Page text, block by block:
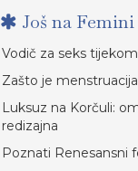
Još na Femini
Vodič za seks
Zašto je
Luksuz na Korčuli:
redizajna
Poznati Renesansni